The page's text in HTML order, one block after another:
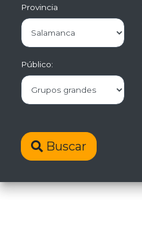
Provincia
Público:
Buscar